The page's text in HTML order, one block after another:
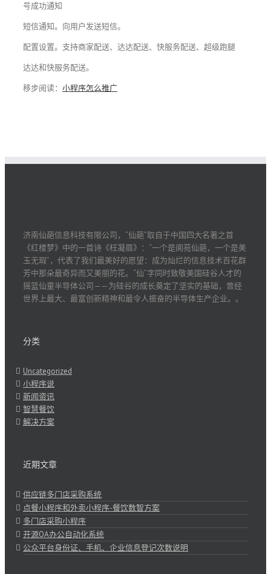
号成功通知
短信通知。向用户发送短信。
配置设置。支持商家配送、达达配送、快服务配送、超级跑腿
达达和快服务配送。
移步阅读： 小程序怎么推广
济南仙葩信息科技有限公司，“仙葩”取自于中国四大名著之首
《红楼梦》中的一首诗《枉凝眉》：“一个是阆苑仙葩，一个是美
玉无瑕”，代表了我们最美好的愿望：成为灿烂的信息技术百花群
芳中那朵最奇异而又美丽的花。“仙”字同时致敬美国硅谷人才的
摇篮仙童半导体公司——为硅谷的成长奠定了坚实的基础，曾经
世界上最大、最富创新精神和最令人振奋的半导体生产企业。。
分类
Uncategorized
小程序说
新闻资讯
智慧餐饮
解决方案
近期文章
供应链多门店采购系统
点餐小程序和外卖小程序-餐饮数智方案
多门店采购小程序
开源OA办公自动化系统
公众平台身份证、手机、企业信息登记次数说明